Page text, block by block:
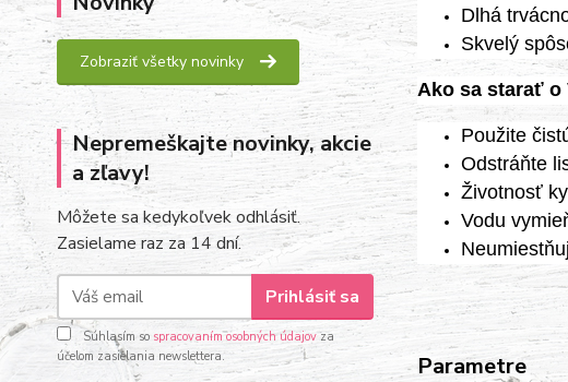
Zobraziť všetky novinky
Nepremeškajte novinky, akcie
a zľavy!
Môžete sa kedykoľvek odhlásiť.
Zasielame raz za 14 dní.
Prihlásiť sa
Súhlasím so spracovaním osobných údajovza
účelom zasielania newslettera.
Dlhá
Skvelý
Ako sa starať o
Použite
Odstráňte
Životnosť
Vodu
Parametre